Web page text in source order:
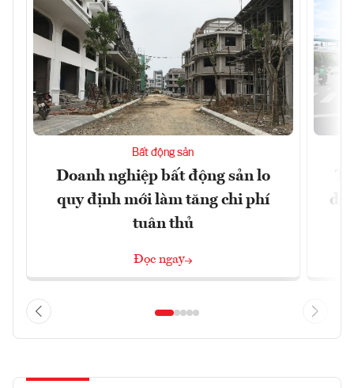
Bất động sản
Doanh nghiệp bất động sản lo
quy định mới làm tăng chi phí
tuân thủ
Đọc ngay